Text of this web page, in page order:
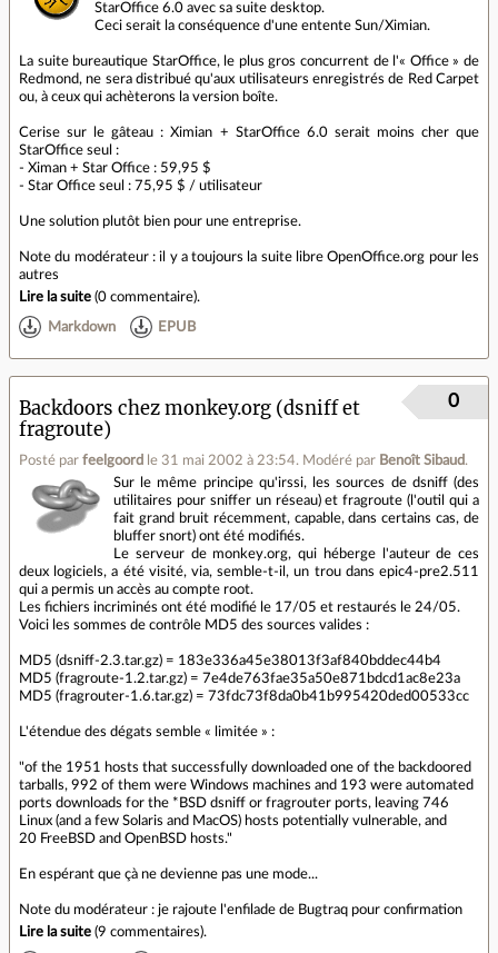
StarOffice 6.0 avec sa suite desktop.
Ceci serait la conséquence d'une entente Sun/Ximian.
La suite bureautique StarOffice, le plus gros concurrent de l'« Office » de
Redmond, ne sera distribué qu'aux utilisateurs enregistrés de Red Carpet
ou, à ceux qui achèterons la version boîte.
Cerise sur le gâteau : Ximian + StarOffice 6.0 serait moins cher que
StarOffice seul :
- Ximan + Star Office : 59,95 $
- Star Office seul : 75,95 $ / utilisateur
Une solution plutôt bien pour une entreprise.
Note du modérateur : il y a toujours la suite libre OpenOffice.org pour les
autres
Lire la suite (0 commentaire).
Markdown EPUB
Backdoors chez monkey.org (dsniff et
fragroute)
Posté par feelgoord le 31 mai 2002 à 23:54. Modéré par Benoît Sibaud.
0
Sur le même principe qu'irssi, les sources de dsniff (des
utilitaires pour sniffer un réseau) et fragroute (l'outil qui a
fait grand bruit récemment, capable, dans certains cas, de
bluffer snort) ont été modifiés.
Le serveur de monkey.org, qui héberge l'auteur de ces
deux logiciels, a été visité, via, semble-t-il, un trou dans epic4-pre2.511
qui a permis un accès au compte root.
Les fichiers incriminés ont été modifié le 17/05 et restaurés le 24/05.
Voici les sommes de contrôle MD5 des sources valides :
MD5 (dsniff-2.3.tar.gz) = 183e336a45e38013f3af840bddec44b4
MD5 (fragroute-1.2.tar.gz) = 7e4de763fae35a50e871bdcd1ac8e23a
MD5 (fragrouter-1.6.tar.gz) = 73fdc73f8da0b41b995420ded00533cc
L'étendue des dégats semble « limitée » :
"of the 1951 hosts that successfully downloaded one of the backdoored
tarballs, 992 of them were Windows machines and 193 were automated
ports downloads for the *BSD dsniff or fragrouter ports, leaving 746
Linux (and a few Solaris and MacOS) hosts potentially vulnerable, and
20 FreeBSD and OpenBSD hosts."
En espérant que çà ne devienne pas une mode...
Note du modérateur : je rajoute l'enfilade de Bugtraq pour confirmation
Lire la suite (9 commentaires).